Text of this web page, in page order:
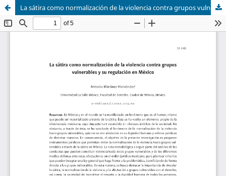
La sátira como normalización de la violencia contra grupos vulnerables y su regulación en México